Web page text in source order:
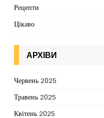
Рецепти
Цікаво
АРХІВИ
Червень 2025
Травень 2025
Квітень 2025